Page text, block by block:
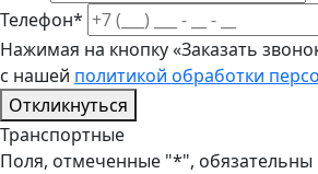
Телефон*
Нажимая на кнопку «Заказать
с нашей политикой обработки
Откликнуться
Транспортные
Поля, отмеченные "*", обязательны